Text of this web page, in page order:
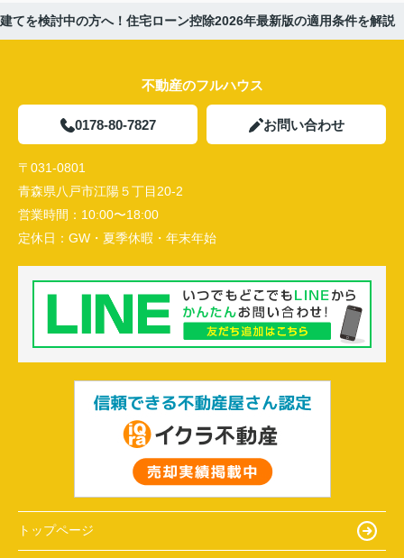
てを検討中の方へ！住宅ローン控除2026年最新版の適用条件を解説
不動産のフルハウス
0178-80-7827 お問い合わせ
〒031-0801
青森県八戸市江陽５丁目20-2
営業時間： 10:00〜18:00
定休日： GW・夏季休暇・年末年始
トップページ